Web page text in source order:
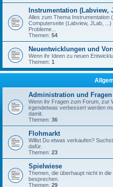
Instrumentation (Labview,
Alles zum Thema Instrumentation
Computerseite (Labview, JLab,
Probleme...
Themen: 54
Neuentwicklungen und
Wenn ihr Ideen zu neuen
Themen: 1
Administration und
Wenn ihr Fragen zum Forum, zur
irgendetwas verbessert werden
damit.
Themen: 36
Flohmarkt
Willst Du etwas verkaufen?
dafür.
Themen: 23
Spielwiese
Themen, die überhaupt nicht in
besprechen.
Themen: 29